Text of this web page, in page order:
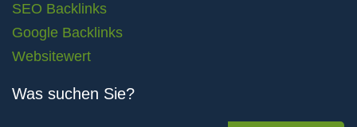
SEO Backlinks
Google Backlinks
Websitewert
Was suchen Sie?